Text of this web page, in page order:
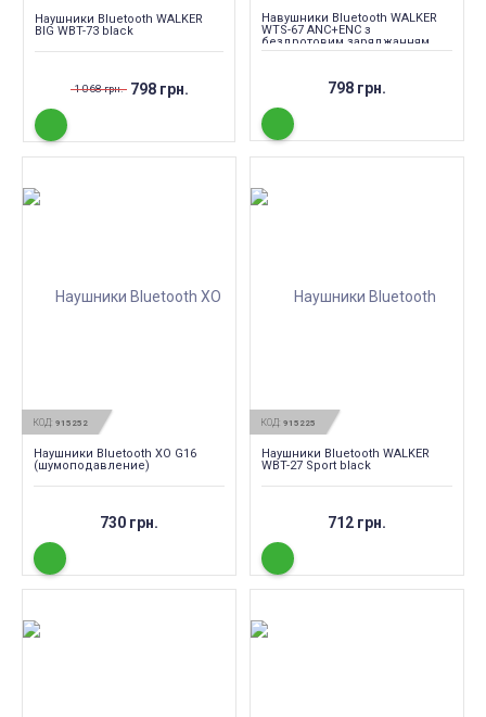
Наушники Bluetooth WALKER
BIG WBT-73 black
1 068 грн. 798 грн.
Навушники Bluetooth WALKER
WTS-67 ANC+ENC з
бездротовим заряджанням
black
798 грн.
КОД: 915252
Наушники Bluetooth XO G16
(шумоподавление)
730 грн.
КОД: 915225
Наушники Bluetooth WALKER
WBT-27 Sport black
712 грн.